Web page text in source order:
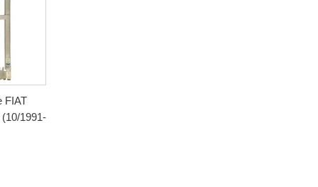
FIAT
1991-